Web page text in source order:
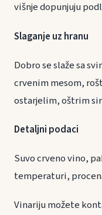
višnje dopunjuju
Slaganje uz
Dobro se slaže sa
crvenim mesom,
ostarjelim, oštrim
Detaljni podaci
Suvo crveno vino,
temperaturi,
Vinariju možete